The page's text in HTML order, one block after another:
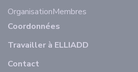
OrganisationMembres
Coordonnées
Travailler à ELLIADD
Contact